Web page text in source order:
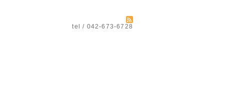
tel / 042-673-6728